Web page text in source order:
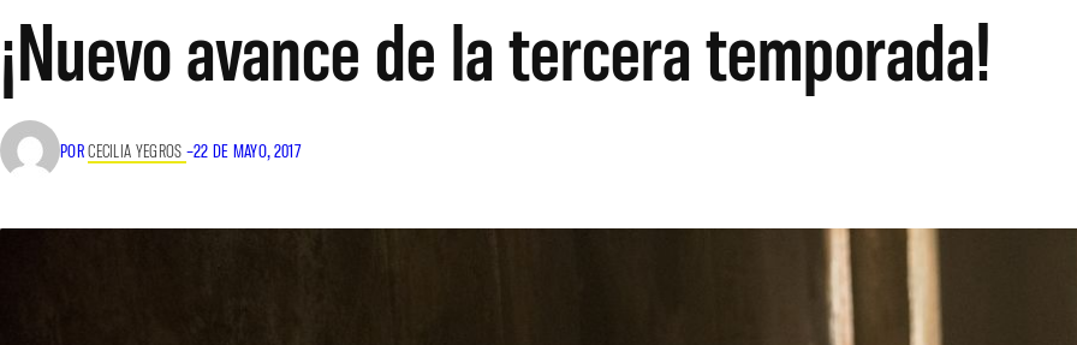
¡Nuevo avance de la tercera temporada!
PORCECILIA YEGROS –22 DE MAYO, 2017